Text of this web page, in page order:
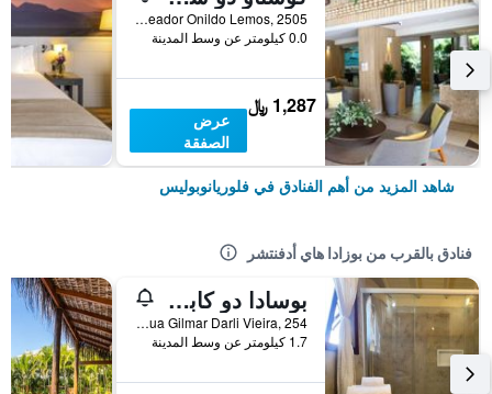
Est. Vereador Onildo Lemos, 2505, فلوريانوبوليس, البرازيل
0.0 كيلومتر عن وسط المدينة
1,287 ﷼
عرض
الصفقة
شاهد المزيد من أهم الفنادق في فلوريانوبوليس
فنادق بالقرب من بوزادا هاي أدفنتشر
بوسادا دو كابيتاو
Rua Gilmar Darli Vieira, 254, فلوريانوبوليس, البرازيل
1.7 كيلومتر عن وسط المدينة